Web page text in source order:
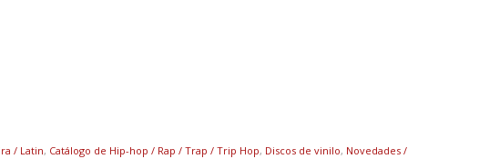
/ Latin, Catálogo de Hip-hop / Rap / Trap / Trip Hop, Discos de vinilo, Novedades /